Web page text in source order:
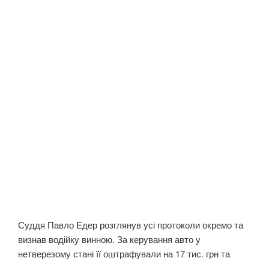
Суддя Павло Едер розглянув усі протоколи окремо та
визнав водійку винною. За керування авто у
нетверезому стані її оштрафували на 17 тис. грн та